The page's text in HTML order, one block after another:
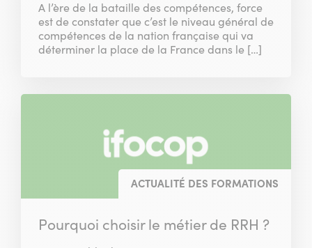
A l’ère de la bataille des compétences, force
est de constater que c’est le niveau général de
compétences de la nation française qui va
déterminer la place de la France dans le […]
ACTUALITÉ DES FORMATIONS
Pourquoi choisir le métier de RRH ?